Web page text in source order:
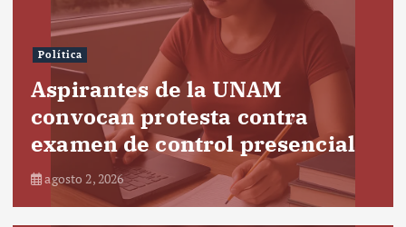
Política
Aspirantes de la UNAM
convocan protesta contra
examen de control presencial
agosto 2, 2026